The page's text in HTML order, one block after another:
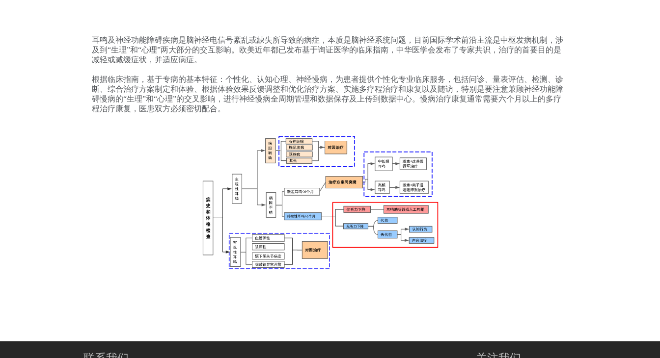
耳鸣及神经功能障碍疾病是脑神经电信号紊乱或缺失所导致的病症，本质是脑神经系统问题，目前国际学术前沿主流是中枢发病机制，涉
及到 “生理”和“心理”两大部分的交互影响。欧美近年都已发布基于询证医学的临床指南，中华医学会发布了专家共识，治疗的首要目的是
减轻或减缓症状，并适应病症。
根据临床指南，基于专病的基本特征：个性化、认知心理、神经慢病，为患者提供个性化专业临床服务，包括问诊、量表评估、 检测、诊
断、综合治疗方案制定和体验、根据体验效果反馈调整和优化治疗方案、实施多疗程治疗和康复以及随访，特别是要注意兼顾神经功能障
碍慢病的“生理”和“心理”的交叉影响，进行神经慢病全周期管理和数据保存及上传到数据中心。慢病治疗康复通常需要六个月以上的多疗
程治疗康复，医患双方必须密切配合。